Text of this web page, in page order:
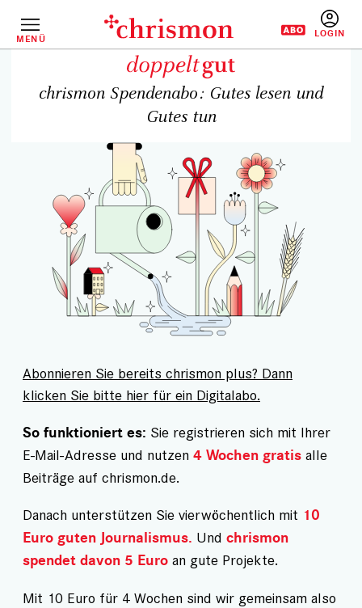
InhaltMENÜ
chrismon Spendenabo: Gutes lesen und
Gutes tun
Abonnieren Sie bereits chrismon plus? Dann
klicken Sie bitte hier für ein Digitalabo.
So funktioniert es: Sie registrieren sich mit Ihrer
E-Mail-Adresse und nutzen 4 Wochen gratis alle
Beiträge auf chrismon.de.
Danach unterstützen Sie vierwöchentlich mit 10
Euro guten Journalismus. Und chrismon
spendet davon 5 Euro an gute Projekte.
Mit 10 Euro für 4 Wochen sind wir gemeinsam also